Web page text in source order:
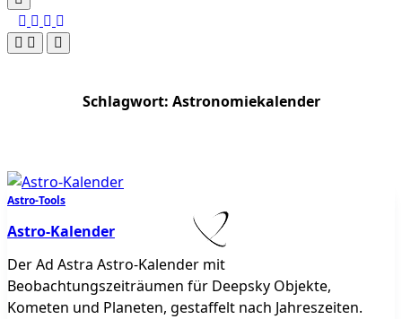
Schlagwort: Astronomiekalender
Astro-Tools
Astro-Kalender
Der Ad Astra Astro-Kalender mit
Beobachtungszeiträumen für Deepsky Objekte,
Kometen und Planeten, gestaffelt nach Jahreszeiten.